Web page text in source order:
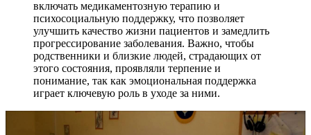
включать медикаментозную терапию и
психосоциальную поддержку, что позволяет
улучшить качество жизни пациентов и замедлить
прогрессирование заболевания. Важно, чтобы
родственники и близкие людей, страдающих от
этого состояния, проявляли терпение и
понимание, так как эмоциональная поддержка
играет ключевую роль в уходе за ними.